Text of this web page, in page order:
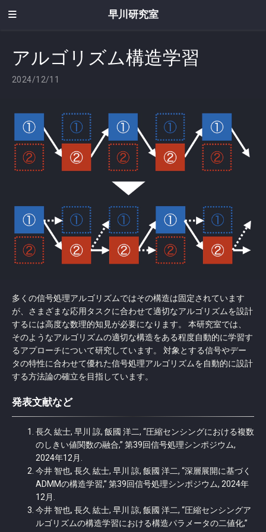
早川研究室
アルゴリズム構造学習
2024/12/11
多くの信号処理アルゴリズムではその構造は固定されています
が、さまざまな応用タスクに合わせて適切なアルゴリズムを設計
するには高度な数理的知見が必要になります。 本研究室では、
そのようなアルゴリズムの適切な構造をある程度自動的に学習す
るアプローチについて研究しています。 対象とする信号やデー
タの特性に合わせて優れた信号処理アルゴリズムを自動的に設計
する方法論の確立を目指しています。
発表文献など
長久 紘士, 早川 諒, 飯國 洋二, “圧縮センシングにおける複数
のしきい値関数の融合,” 第39回信号処理シンポジウム,
2024年12月.
今井 智也, 長久 紘士, 早川 諒, 飯國 洋二, “深層展開に基づく
ADMMの構造学習,” 第39回信号処理シンポジウム, 2024年
12月.
今井 智也, 長久 紘士, 早川 諒, 飯國 洋二, “圧縮センシングア
ルゴリズムの構造学習における構造パラメータの二値化,”